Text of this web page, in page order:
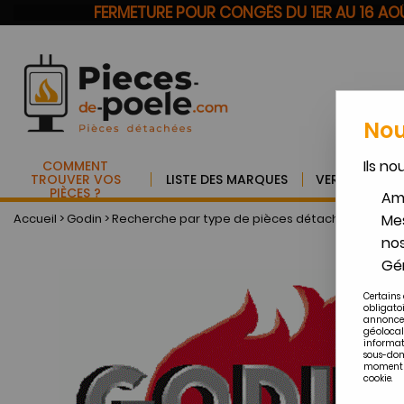
FERMETURE POUR CONGÉS DU 1ER AU 16
COMMENT
TROUVER VOS
PIÈCES ?
LISTE DES MARQUES VERRE
Accueil > Godin >Recherche par type de pièces détachées GODIN
Ils
Certains
sous-
moment
cookie.